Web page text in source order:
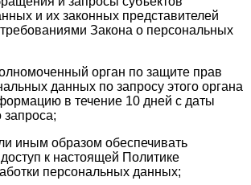
и их законных представителей
требованиями Закона о персональных
орган по защите прав
данных по запросу этого органа
в течение 10 дней с даты
запроса;
иным образом обеспечивать
к настоящей Политике
персональных данных;